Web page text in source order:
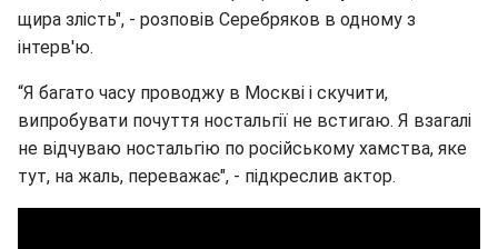
щира злість", - розповів Серебряков в одному з
інтерв'ю.
“Я багато часу проводжу в Москві і скучити,
випробувати почуття ностальгії не встигаю. Я взагалі
не відчуваю ностальгію по російському хамства, яке
тут, на жаль, переважає", - підкреслив актор.